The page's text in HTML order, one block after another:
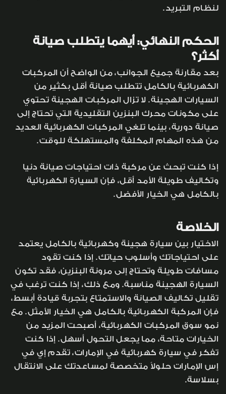
لنظام التبريد.
الحكم النهائي: أيهما يتطلب صيانة
أكثر؟
بعد مقارنة جميع الجوانب، من الواضح أن المركبات
الكهربائية بالكامل تتطلب صيانة أقل بكثير من
السيارات الهجينة. لا تزال المركبات الهجينة تحتوي
على مكونات محرك البنزين التقليدية التي تحتاج إلى
صيانة دورية، بينما تلغي المركبات الكهربائية العديد
من هذه المهام المكلفة والمستهلكة للوقت.
إذا كنت تبحث عن مركبة ذات احتياجات صيانة دنيا
وتكاليف طويلة الأمد أقل، فإن السيارة الكهربائية
بالكامل هي الخيار الأفضل.
الخلاصة
الاختيار بين سيارة هجينة وكهربائية بالكامل يعتمد
على احتياجاتك وأسلوب حياتك. إذا كنت تقود
مسافات طويلة وتحتاج إلى مرونة البنزين، فقد تكون
السيارة الهجينة مناسبة. ومع ذلك، إذا كنت ترغب في
تقليل تكاليف الصيانة والاستمتاع بتجربة قيادة أبسط،
فإن المركبة الكهربائية بالكامل هي الخيار الأمثل. مع
نمو سوق المركبات الكهربائية، أصبحت المزيد من
الخيارات متاحة، مما يجعل التحول أسهل. إذا كنت
تفكر في سيارة كهربائية في الإمارات، تقدم إي في
إس الإمارات حلولاً متخصصة لمساعدتك على الانتقال
بسلاسة.